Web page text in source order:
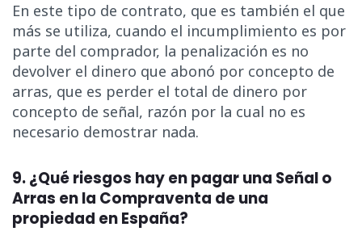
En este tipo de contrato, que es también el que
más se utiliza, cuando el incumplimiento es por
parte del comprador, la penalización es no
devolver el dinero que abonó por concepto de
arras, que es perder el total de dinero por
concepto de señal, razón por la cual no es
necesario demostrar nada.
9. ¿Qué riesgos hay en pagar una Señal o
Arras en la Compraventa de una
propiedad en España?